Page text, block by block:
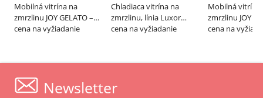
Mobilná vitrína na
zmrzlinu JOY GELATO –
BRX
cena na vyžiadanie
Chladiaca vitrína na
zmrzlinu, línia Luxor
Classic – SAGI
cena na vyžiadanie
Mobilná vitrína
zmrzlinu JOY
BRX
cena na
Newsletter